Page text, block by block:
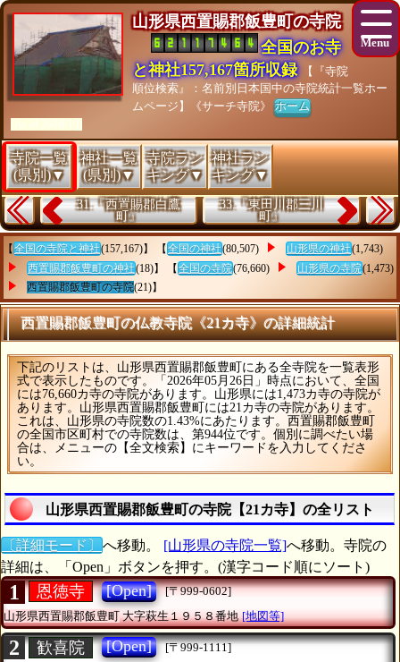
山形県西置賜郡飯豊町の寺院
全国のお寺
と神社157,167箇所収録
【『寺院
順位検索』：名前別日本国中の寺院統計一覧ホー
ムページ】《サーチ寺院》ホーム
[As of 26/08/10]
寺院一覧
(県別)▼
神社一覧
(県別)▼
寺院ラン
キング▼
神社ラン
キング▼
31.『西置賜郡白鷹
町』
33.『東田川郡三川
町』
【 全国の寺院と神社(157,167)】 【 全国の神社(80,507) 山形県の神社(1,743)
西置賜郡飯豊町の神社(18)】 【 全国の寺院(76,660) 山形県の寺院(1,473)
西置賜郡飯豊町の寺院(21)】
西置賜郡飯豊町の仏教寺院《21カ寺》の詳細統計
下記のリストは、山形県西置賜郡飯豊町にある全寺院を一覧表形
式で表示したものです。「2026年05月26日」時点において、全国
には76,660カ寺の寺院があります。山形県には1,473カ寺の寺院が
あります。山形県西置賜郡飯豊町には21カ寺の寺院があります。
これは、山形県の寺院数の1.43%にあたります。西置賜郡飯豊町
の全国市区町村での寺院数は、第944位です。個別に調べたい場
合は、メニューの【全文検索】にキーワードを入力してくださ
い。
山形県西置賜郡飯豊町の寺院【21カ寺】の全リスト
〔詳細モード〕 へ移動。 [山形県の寺院一覧]へ移動。寺院の
詳細は、「Open」ボタンを押す。(漢字コード順にソート)
1 恩徳寺 [Open]
[〒999-0602]
山形県西置賜郡飯豊町大字萩生１９５８番地 [地図等]
2 歓喜院 [Open]
[〒999-1111]